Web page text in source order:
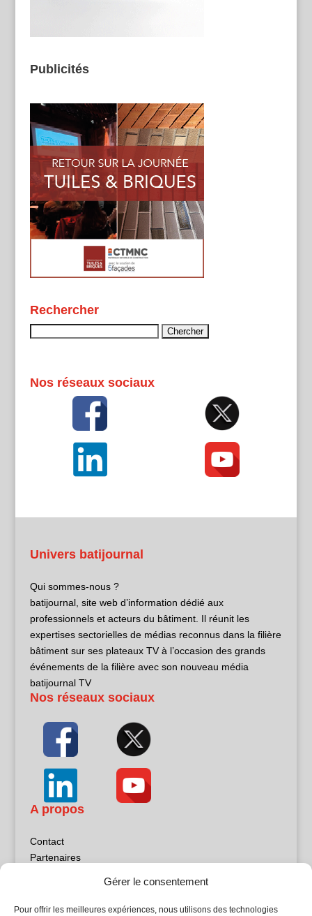
Gérer le consentement
Pour offrir les meilleures expériences, nous utilisons des technologies
Publicités
Rechercher
Nos réseaux sociaux
Univers batijournal
Qui sommes-nous ?
batijournal, site web d’information dédié aux
professionnels et acteurs du bâtiment. Il réunit les
expertises sectorielles de médias reconnus dans la filière
bâtiment sur ses plateaux TV à l’occasion des grands
événements de la filière avec son nouveau média
batijournal TV
Nos réseaux sociaux
A propos
Contact
Partenaires
Politique de confidentialité